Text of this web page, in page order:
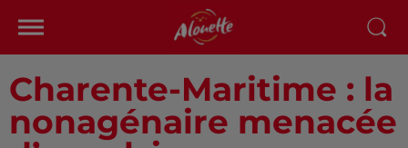
Charente-Maritime : la
nonagénaire menacée